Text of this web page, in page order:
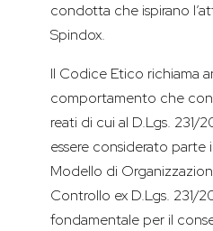
condotta che ispirano
Spindox.
Il Codice Etico richiama
comportamento che
reati di cui al D.Lgs. 231/
essere considerato parte
Modello di
Controllo ex D.Lgs. 231/
fondamentale per il